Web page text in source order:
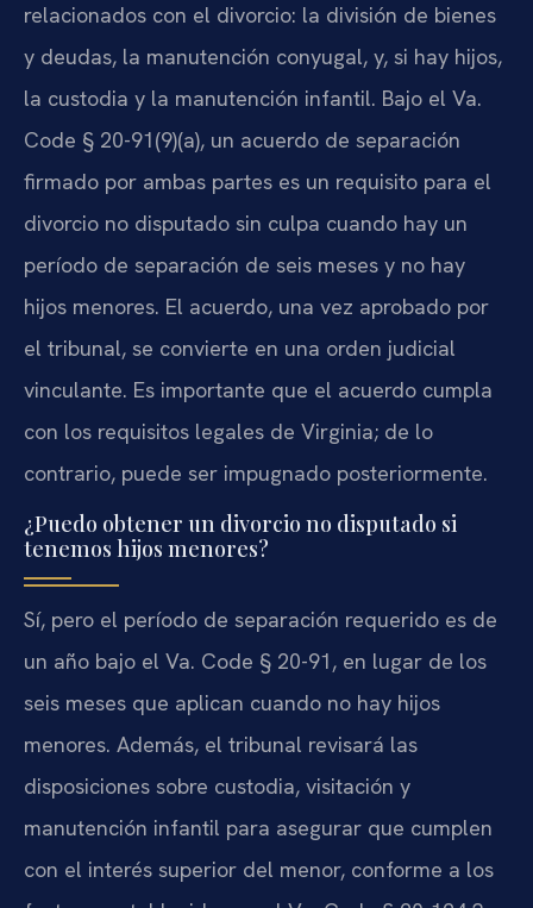
relacionados con el divorcio: la división de bienes
y deudas, la manutención conyugal, y, si hay hijos,
la custodia y la manutención infantil. Bajo el Va.
Code § 20-91(9)(a), un acuerdo de separación
firmado por ambas partes es un requisito para el
divorcio no disputado sin culpa cuando hay un
período de separación de seis meses y no hay
hijos menores. El acuerdo, una vez aprobado por
el tribunal, se convierte en una orden judicial
vinculante. Es importante que el acuerdo cumpla
con los requisitos legales de Virginia; de lo
contrario, puede ser impugnado posteriormente.
¿Puedo obtener un divorcio no disputado si
tenemos hijos menores?
Sí, pero el período de separación requerido es de
un año bajo el Va. Code § 20-91, en lugar de los
seis meses que aplican cuando no hay hijos
menores. Además, el tribunal revisará las
disposiciones sobre custodia, visitación y
manutención infantil para asegurar que cumplen
con el interés superior del menor, conforme a los